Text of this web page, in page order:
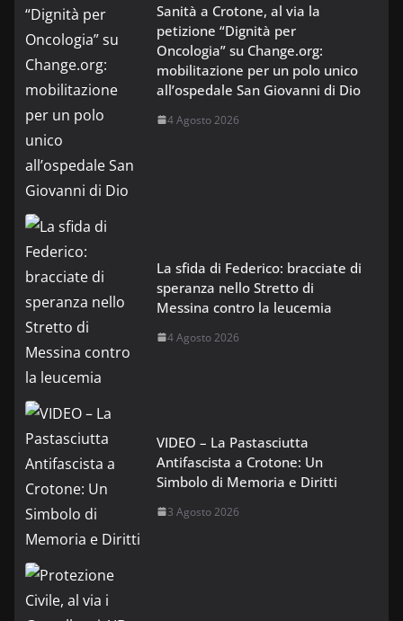
Sanità a Crotone, al via la
petizione “Dignità per
Oncologia” su Change.org:
mobilitazione per un polo unico
all’ospedale San Giovanni di Dio
4 Agosto 2026
La sfida di Federico: bracciate di
speranza nello Stretto di
Messina contro la leucemia
4 Agosto 2026
VIDEO – La Pastasciutta
Antifascista a Crotone: Un
Simbolo di Memoria e Diritti
3 Agosto 2026